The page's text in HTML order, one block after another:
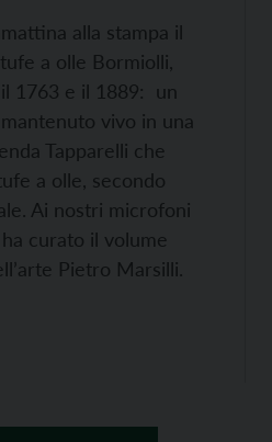
alla stampa il
a olle Bormiolli,
1763 e il 1889: un
vivo in una
Tapparelli che
a olle, secondo
Ai nostri microfoni
curato il volume
Pietro Marsilli.